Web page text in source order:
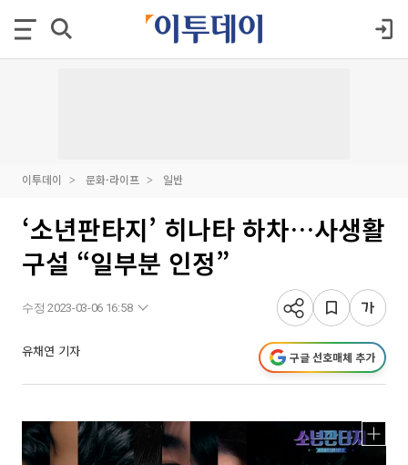
이투데이 문화·라이프 일반
‘소년판타지’ 히나타 하차…사생활
구설 “일부분 인정”
수정 2023-03-06 16:58
유채연 기자 구글 선호매체 추가